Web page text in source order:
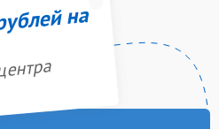
на